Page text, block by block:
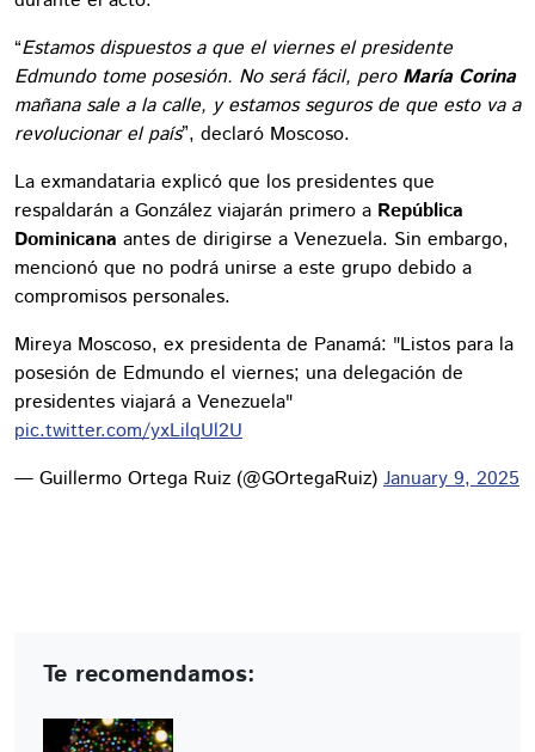
“Estamos dispuestos a que el viernes el presidente
Edmundo tome posesión. No será fácil, pero María Corina
mañana sale a la calle, y estamos seguros de que esto va a
revolucionar el país”, declaró Moscoso.
La exmandataria explicó que los presidentes que
respaldarán a González viajarán primero a República
Dominicana antes de dirigirse a Venezuela. Sin embargo,
mencionó que no podrá unirse a este grupo debido a
compromisos personales.
Mireya Moscoso, ex presidenta de Panamá: "Listos para la
posesión de Edmundo el viernes; una delegación de
presidentes viajará a Venezuela"
pic.twitter.com/yxLilqUl2U
— Guillermo Ortega Ruiz (@GOrtegaRuiz) January 9, 2025
Te recomendamos: